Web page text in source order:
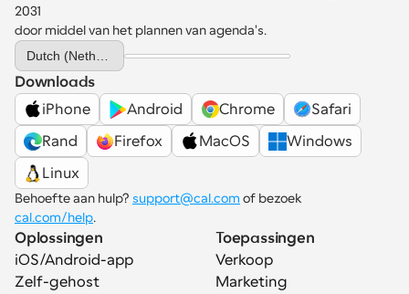
2031
door middel van het plannen van agenda's.
Select Language
Downloads
iPhone
Android Chrome
Safari
Rand
Firefox MacOS
Windows
Linux
Behoefte aan hulp? support@cal.com
cal.com/help.
Oplossingen
iOS/Android-app
Zelf-gehost
Toepassingen
Verkoop
Marketing